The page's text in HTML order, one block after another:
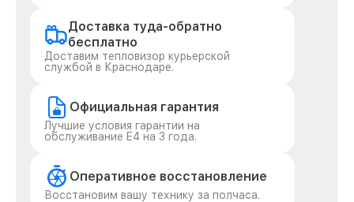
Доставка туда-обратно
бесплатно
Доставим тепловизор курьерской
службой в Краснодаре.
Официальная гарантия
Лучшие условия гарантии на
обслуживание E4 на 3 года.
Оперативное восстановление
Восстановим вашу технику за полчаса.